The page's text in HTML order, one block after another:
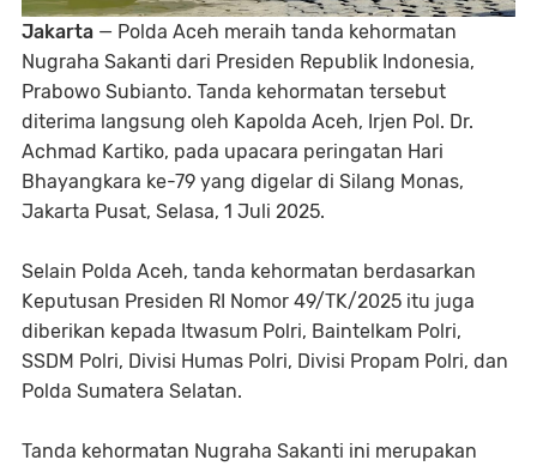
Jakarta — Polda Aceh meraih tanda kehormatan
Nugraha Sakanti dari Presiden Republik Indonesia,
Prabowo Subianto. Tanda kehormatan tersebut
diterima langsung oleh Kapolda Aceh, Irjen Pol. Dr.
Achmad Kartiko, pada upacara peringatan Hari
Bhayangkara ke-79 yang digelar di Silang Monas,
Jakarta Pusat, Selasa, 1 Juli 2025.
Selain Polda Aceh, tanda kehormatan berdasarkan
Keputusan Presiden RI Nomor 49/TK/2025 itu juga
diberikan kepada Itwasum Polri, Baintelkam Polri,
SSDM Polri, Divisi Humas Polri, Divisi Propam Polri, dan
Polda Sumatera Selatan.
Tanda kehormatan Nugraha Sakanti ini merupakan